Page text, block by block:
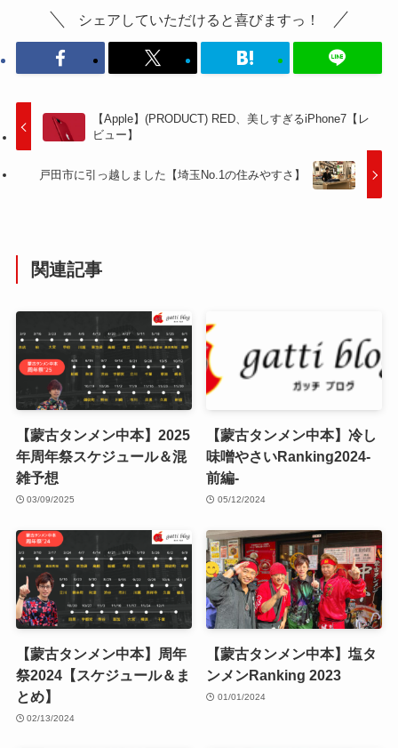
シェアしていただけると喜びますっ！
【Apple】(PRODUCT) RED、美しすぎるiPhone7【レ
ビュー】
戸田市に引っ越しました【埼玉No.1の住みやすさ】
関連記事
【蒙古タンメン中本】2025
年周年祭スケジュール＆混
雑予想
03/09/2025
【蒙古タンメン中本】冷し
味噌やさいRanking2024-
前編-
05/12/2024
【蒙古タンメン中本】周年
祭2024【スケジュール＆ま
とめ】
02/13/2024
【蒙古タンメン中本】塩タ
ンメンRanking 2023
01/01/2024